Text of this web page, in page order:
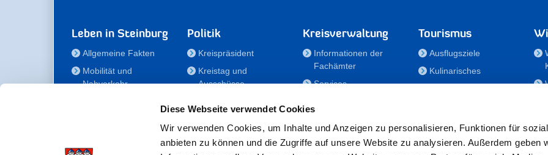
Diese Webseite verwendet Cookies
Wir verwenden Cookies, um Inhalte und Anzeigen zu personalisieren, Funktionen für
anbieten zu können und die Zugriffe auf unsere Website zu analysieren. Außerdem geben
Leben in Steinburg
Allgemeine Fakten
Mobilität und
Nahverkehr
Politik
Kreispräsident
Kreistag und
Ausschüsse
für Menschen mit
Behinderung
Der
Kreisverwaltung
Informationen der
Fachämter
Services
Nachwuchskräfte
Notdienste
Tourismus
Ausflugsziele
Kulinarisches
Veranstaltungen